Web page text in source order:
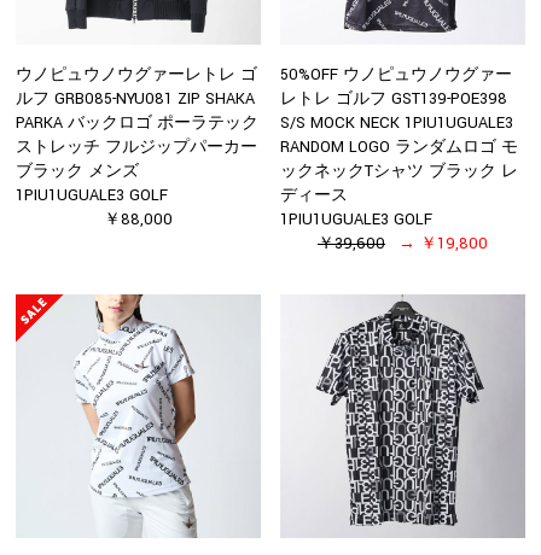
ウノピュウノウグァーレトレ ゴ
ルフ GRB085-NYU081 ZIP SHAKA
PARKA バックロゴ ポーラテック
ストレッチ フルジップパーカー
ブラック メンズ
1PIU1UGUALE3 GOLF
￥88,000
50%OFF ウノピュウノウグァー
レトレ ゴルフ GST139-POE398
S/S MOCK NECK 1PIU1UGUALE3
RANDOM LOGO ランダムロゴ モ
ックネックTシャツ ブラック レ
ディース
1PIU1UGUALE3 GOLF
￥39,600
￥19,800